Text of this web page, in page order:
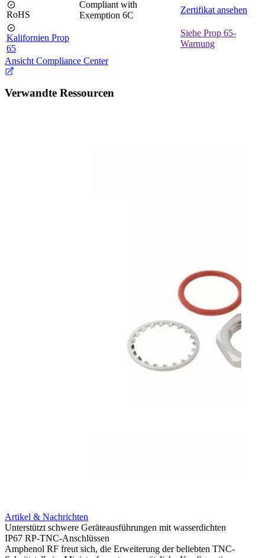
RoHS
Compliant with
Exemption 6C
Zertifikat ansehen
Kalifornien Prop
65
Siehe Prop 65-
Warnung
Ansicht Compliance Center
Verwandte Ressourcen
Artikel & Nachrichten
Unterstützt schwere Geräteausführungen mit wasserdichten
IP67 RP-TNC-Anschlüssen
Amphenol RF freut sich, die Erweiterung der beliebten TNC-